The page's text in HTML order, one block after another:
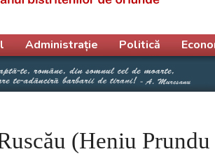
(Heniu
Administrație Politică